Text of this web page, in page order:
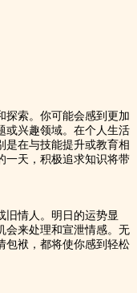
探索。你可能会感到更加
或兴趣领域。在个人生活
是在与技能提升或教育相
一天，积极追求知识将带
旧情人。明日的运势显
会来处理和宣泄情感。无
包袱，都将使你感到轻松